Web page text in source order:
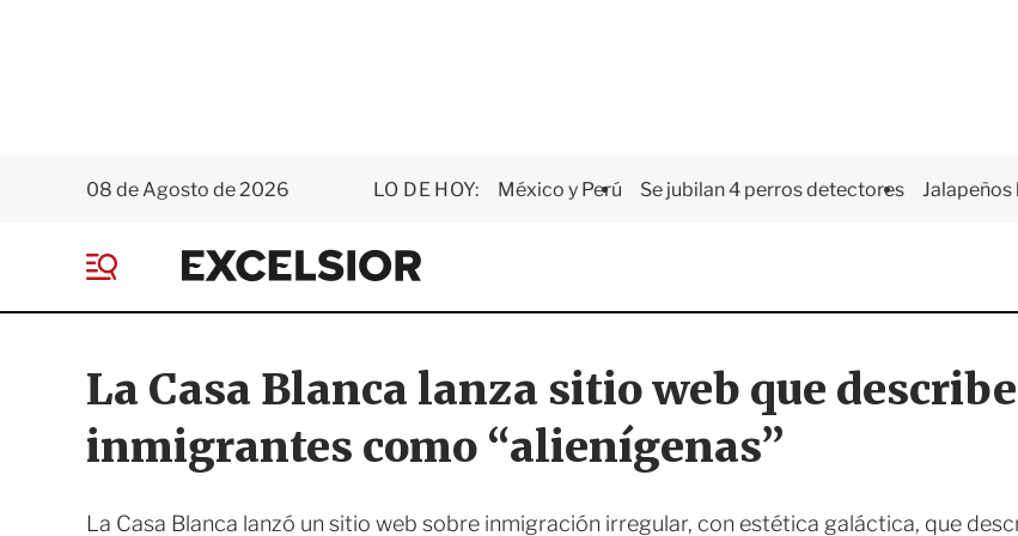
08 de Agosto de 2026 LO DE HOY: México y Perú Se jubilan 4 perros detectores Jalapeños
E
x
e
s
o
r
e
La Casa Blanca lanza sitio web que
inmigrantes como “alienígenas”
La Casa Blanca lanzó un sitio web sobre inmigración irregular, con estética galáctica, que